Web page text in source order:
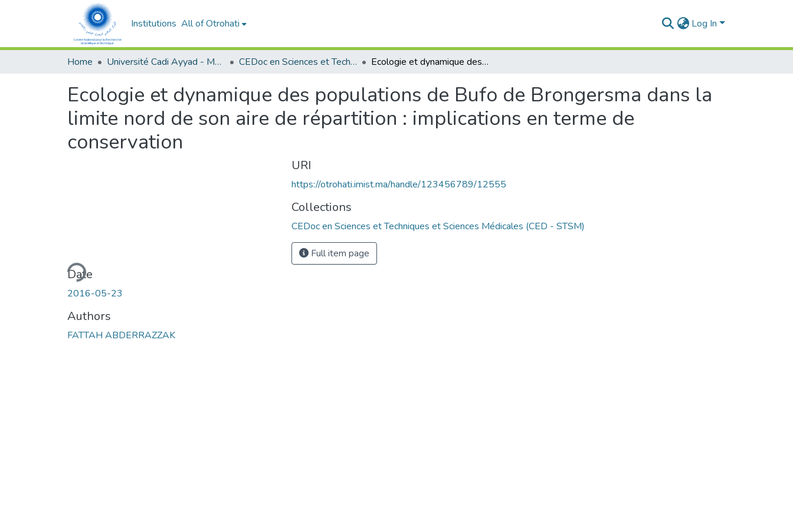
Institutions All of Otrohati Log In
Home Université Cadi Ayyad - Marrakech CEDoc en Sciences et Techniques et Sciences Médicales (CED - STSM) Ecologie et dynamique des populations de Bufo de Brongersma dans la limite nord de son aire de répartition : implications en terme de conservation
Ecologie et dynamique des populations de Bufo de Brongersma dans la
limite nord de son aire de répartition : implications en terme de
conservation
Loading...
Date
2016-05-23
Authors
FATTAH ABDERRAZZAK
URI
https://otrohati.imist.ma/handle/123456789/12555
Collections
CEDoc en Sciences et Techniques et Sciences Médicales (CED - STSM)
Full item page